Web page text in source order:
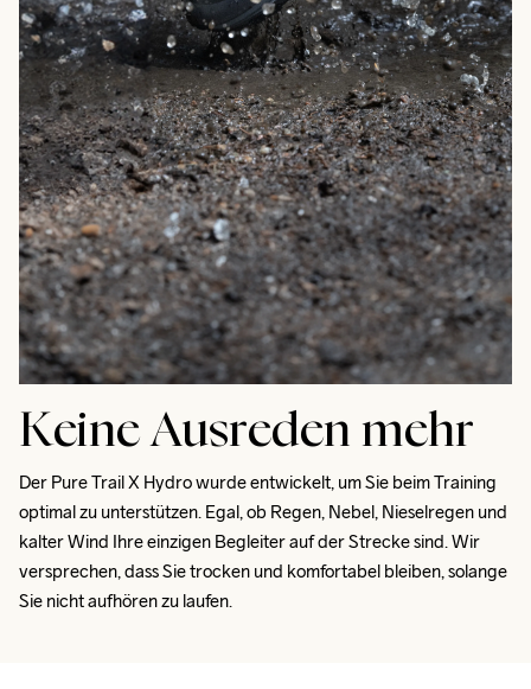
Keine Ausreden mehr
Der Pure Trail X Hydro wurde entwickelt, um Sie beim Training
optimal zu unterstützen. Egal, ob Regen, Nebel, Nieselregen und
kalter Wind Ihre einzigen Begleiter auf der Strecke sind. Wir
versprechen, dass Sie trocken und komfortabel bleiben, solange
Sie nicht aufhören zu laufen.